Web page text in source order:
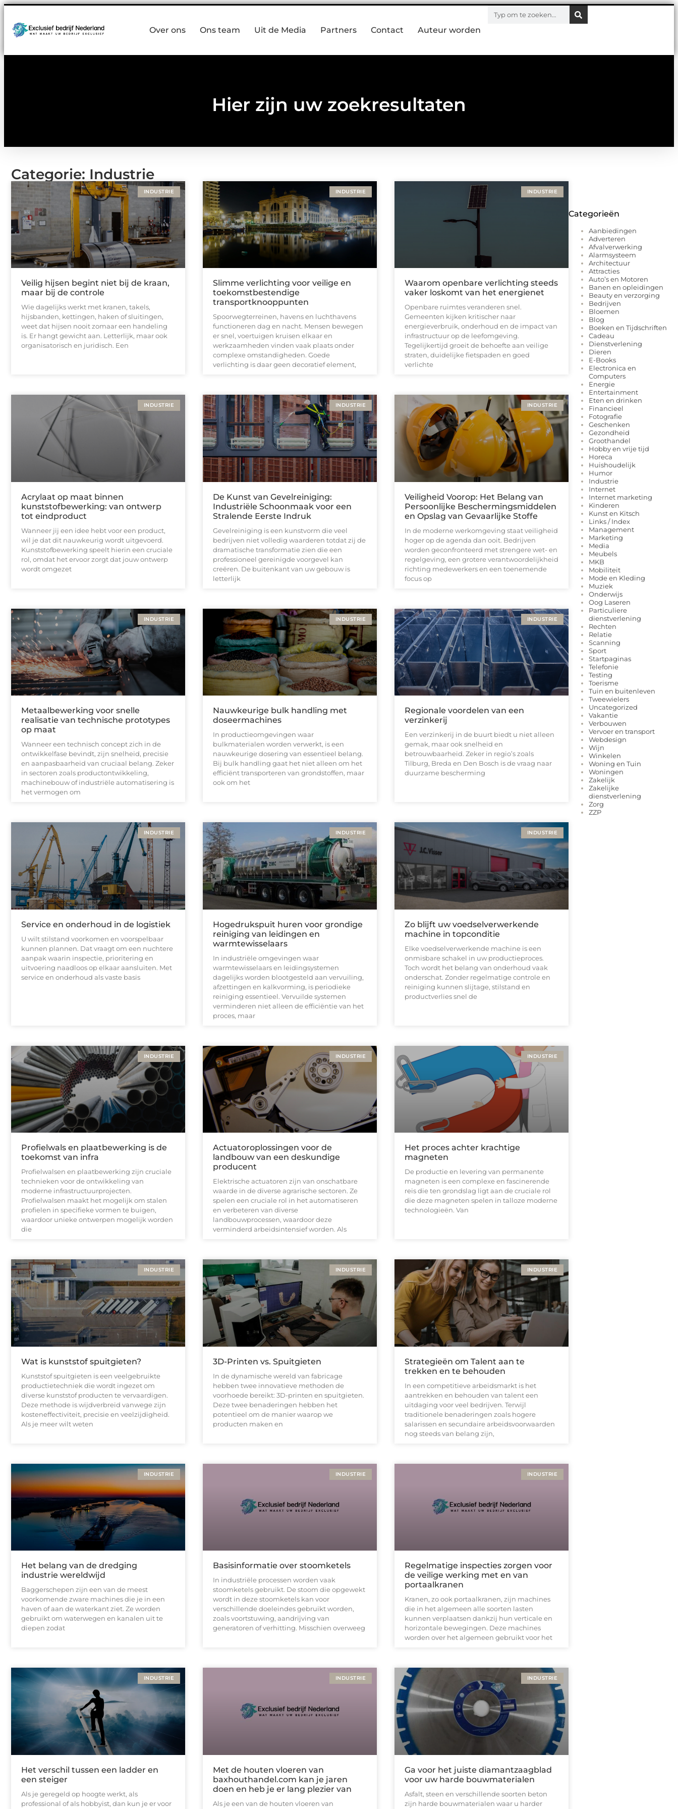
Over ons Ons team Uit de Media Partners Contact Auteur worden
Hier zijn uw zoekresultaten
Categorie: Industrie
INDUSTRIE
Veilig hijsen begint niet bij de kraan,
maar bij de controle
Wie dagelijks werkt met kranen, takels,
hijsbanden, kettingen, haken of sluitingen,
weet dat hijsen nooit zomaar een handeling
is. Er hangt gewicht aan. Letterlijk, maar ook
organisatorisch en juridisch. Een
INDUSTRIE
Slimme verlichting voor veilige en
toekomstbestendige
transportknooppunten
Spoorwegterreinen, havens en luchthavens
functioneren dag en nacht. Mensen bewegen
er snel, voertuigen kruisen elkaar en
werkzaamheden vinden vaak plaats onder
complexe omstandigheden. Goede
verlichting is daar geen decoratief element,
INDUSTRIE
Waarom openbare verlichting steeds
vaker loskomt van het energienet
Openbare ruimtes veranderen snel.
Gemeenten kijken kritischer naar
energieverbruik, onderhoud en de impact van
infrastructuur op de leefomgeving.
Tegelijkertijd groeit de behoefte aan veilige
straten, duidelijke fietspaden en goed
verlichte
INDUSTRIE
Acrylaat op maat binnen
kunststofbewerking: van ontwerp
tot eindproduct
Wanneer jij een idee hebt voor een product,
wil je dat dit nauwkeurig wordt uitgevoerd.
Kunststofbewerking speelt hierin een cruciale
rol, omdat het ervoor zorgt dat jouw ontwerp
wordt omgezet
INDUSTRIE
De Kunst van Gevelreiniging:
Industriële Schoonmaak voor een
Stralende Eerste Indruk
Gevelreiniging is een kunstvorm die veel
bedrijven niet volledig waarderen totdat zij de
dramatische transformatie zien die een
professioneel gereinigde voorgevel kan
creëren. De buitenkant van uw gebouw is
letterlijk
INDUSTRIE
Veiligheid Voorop: Het Belang van
Persoonlijke Beschermingsmiddelen
en Opslag van Gevaarlijke Stoffe
In de moderne werkomgeving staat veiligheid
hoger op de agenda dan ooit. Bedrijven
worden geconfronteerd met strengere wet- en
regelgeving, een grotere verantwoordelijkheid
richting medewerkers en een toenemende
focus op
INDUSTRIE
Metaalbewerking voor snelle
realisatie van technische prototypes
op maat
Wanneer een technisch concept zich in de
ontwikkelfase bevindt, zijn snelheid, precisie
en aanpasbaarheid van cruciaal belang. Zeker
in sectoren zoals productontwikkeling,
machinebouw of industriële automatisering is
het vermogen om
INDUSTRIE
Nauwkeurige bulk handling met
doseermachines
In productieomgevingen waar
bulkmaterialen worden verwerkt, is een
nauwkeurige dosering van essentieel belang.
Bij bulk handling gaat het niet alleen om het
efficiënt transporteren van grondstoffen, maar
ook om het
INDUSTRIE
Regionale voordelen van een
verzinkerij
Een verzinkerij in de buurt biedt u niet alleen
gemak, maar ook snelheid en
betrouwbaarheid. Zeker in regio’s zoals
Tilburg, Breda en Den Bosch is de vraag naar
duurzame bescherming
INDUSTRIE
Service en onderhoud in de logistiek
U wilt stilstand voorkomen en voorspelbaar
kunnen plannen. Dat vraagt om een nuchtere
aanpak waarin inspectie, prioritering en
uitvoering naadloos op elkaar aansluiten. Met
service en onderhoud als vaste basis
INDUSTRIE
Hogedrukspuit huren voor grondige
reiniging van leidingen en
warmtewisselaars
In industriële omgevingen waar
warmtewisselaars en leidingsystemen
dagelijks worden blootgesteld aan vervuiling,
afzettingen en kalkvorming, is periodieke
reiniging essentieel. Vervuilde systemen
verminderen niet alleen de efficiëntie van het
proces, maar
INDUSTRIE
Zo blijft uw voedselverwerkende
machine in topconditie
Elke voedselverwerkende machine is een
onmisbare schakel in uw productieproces.
Toch wordt het belang van onderhoud vaak
onderschat. Zonder regelmatige controle en
reiniging kunnen slijtage, stilstand en
productverlies snel de
INDUSTRIE
Profielwals en plaatbewerking is de
toekomst van infra
Profielwalsen en plaatbewerking zijn cruciale
technieken voor de ontwikkeling van
moderne infrastructuurprojecten.
Profielwalsen maakt het mogelijk om stalen
profielen in specifieke vormen te buigen,
waardoor unieke ontwerpen mogelijk worden
die
INDUSTRIE
Actuatoroplossingen voor de
landbouw van een deskundige
producent
Elektrische actuatoren zijn van onschatbare
waarde in de diverse agrarische sectoren. Ze
spelen een cruciale rol in het automatiseren
en verbeteren van diverse
landbouwprocessen, waardoor deze
verminderd arbeidsintensief worden. Als
INDUSTRIE
Het proces achter krachtige
magneten
De productie en levering van permanente
magneten is een complexe en fascinerende
reis die ten grondslag ligt aan de cruciale rol
die deze magneten spelen in talloze moderne
technologieën. Van
INDUSTRIE
Wat is kunststof spuitgieten?
Kunststof spuitgieten is een veelgebruikte
productietechniek die wordt ingezet om
diverse kunststof producten te vervaardigen.
Deze methode is wijdverbreid vanwege zijn
kosteneffectiviteit, precisie en veelzijdigheid.
Als je meer wilt weten
INDUSTRIE
3D-Printen vs. Spuitgieten
In de dynamische wereld van fabricage
hebben twee innovatieve methoden de
voorhoede bereikt: 3D-printen en spuitgieten.
Deze twee benaderingen hebben het
potentieel om de manier waarop we
producten maken en
INDUSTRIE
Strategieën om Talent aan te
trekken en te behouden
In een competitieve arbeidsmarkt is het
aantrekken en behouden van talent een
uitdaging voor veel bedrijven. Terwijl
traditionele benaderingen zoals hogere
salarissen en secundaire arbeidsvoorwaarden
nog steeds van belang zijn,
INDUSTRIE
Het belang van de dredging
industrie wereldwijd
Baggerschepen zijn een van de meest
voorkomende zware machines die je in een
haven of aan de waterkant ziet. Ze worden
gebruikt om waterwegen en kanalen uit te
diepen zodat
INDUSTRIE
Basisinformatie over stoomketels
In industriële processen worden vaak
stoomketels gebruikt. De stoom die opgewekt
wordt in deze stoomketels kan voor
verschillende doeleindes gebruikt worden,
zoals voortstuwing, aandrijving van
generatoren of verhitting. Misschien overweeg
INDUSTRIE
Regelmatige inspecties zorgen voor
de veilige werking met en van
portaalkranen
Kranen, zo ook portaalkranen, zijn machines
die in het algemeen alle soorten lasten
kunnen verplaatsen dankzij hun verticale en
horizontale bewegingen. Deze machines
worden over het algemeen gebruikt voor het
INDUSTRIE
Het verschil tussen een ladder en
een steiger
Als je geregeld op hoogte werkt, als
professional of als hobbyist, dan kun je er voor
INDUSTRIE
Met de houten vloeren van
baxhouthandel.com kan je jaren
doen en heb je er lang plezier van
Als je een van de houten vloeren van
INDUSTRIE
Ga voor het juiste diamantzaagblad
voor uw harde bouwmaterialen
Asfalt, steen en verschillende soorten beton
zijn harde bouwmaterialen waar u harder
Categorieën
Aanbiedingen
Adverteren
Afvalverwerking
Alarmsysteem
Architectuur
Attracties
Auto’s en Motoren
Banen en opleidingen
Beauty en verzorging
Bedrijven
Bloemen
Blog
Boeken en Tijdschriften
Cadeau
Dienstverlening
Dieren
E-Books
Electronica en
Computers
Energie
Entertainment
Eten en drinken
Financieel
Fotografie
Geschenken
Gezondheid
Groothandel
Hobby en vrije tijd
Horeca
Huishoudelijk
Humor
Industrie
Internet
Internet marketing
Kinderen
Kunst en Kitsch
Links / Index
Management
Marketing
Media
Meubels
MKB
Mobiliteit
Mode en Kleding
Muziek
Onderwijs
Oog Laseren
Particuliere
dienstverlening
Rechten
Relatie
Scanning
Sport
Startpaginas
Telefonie
Testing
Toerisme
Tuin en buitenleven
Tweewielers
Uncategorized
Vakantie
Verbouwen
Vervoer en transport
Webdesign
Wijn
Winkelen
Woning en Tuin
Woningen
Zakelijk
Zakelijke
dienstverlening
Zorg
ZZP